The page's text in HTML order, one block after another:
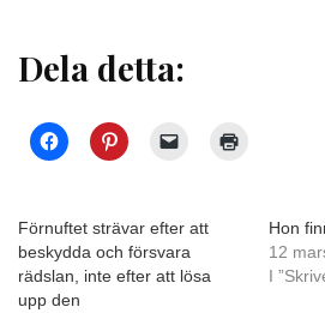
Dela detta:
Förnuftet strävar efter att
beskydda och försvara
rädslan, inte efter att lösa
upp den
Hon
12
I